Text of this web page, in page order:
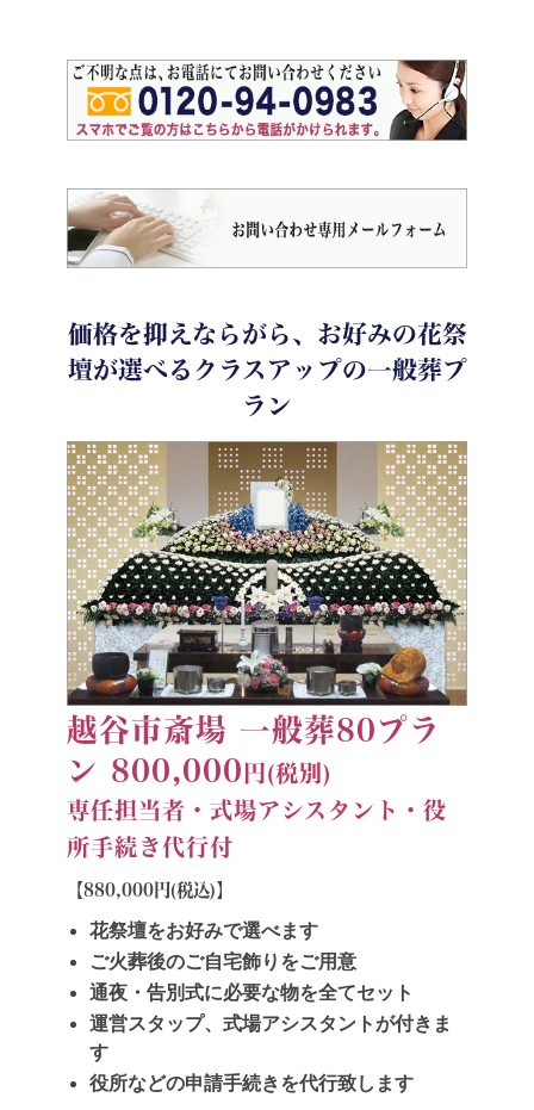
価格を抑えならがら、お好みの花祭
壇が選べるクラスアップの一般葬プ
ラン
越谷市斎場 一般葬80プラ
ン 800,000 円(税別)
専任担当者・式場アシスタント・役
所手続き代行付
【880,000円(税込)】
花祭壇をお好みで選べます
ご火葬後のご自宅飾りをご用意
通夜・告別式に必要な物を全てセット
運営スタップ、式場アシスタントが付きま
す
役所などの申請手続きを代行致します